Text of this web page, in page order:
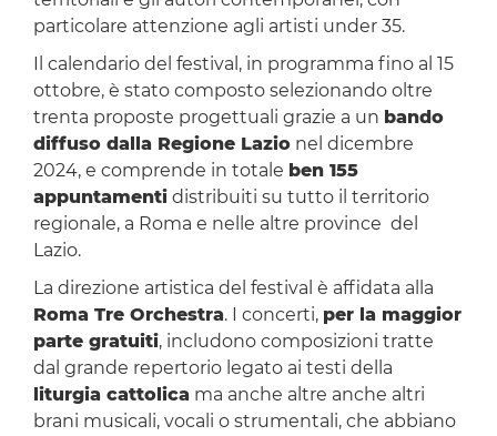
particolare attenzione agli artisti under 35.
Il calendario del festival, in programma fino al 15
ottobre, è stato composto selezionando oltre
trenta proposte progettuali grazie a un bando
diffuso dalla Regione Lazionel dicembre
2024, e comprende in totale ben 155
appuntamentidistribuiti su tutto il territorio
regionale, a Roma e nelle altre province del
Lazio.
La direzione artistica del festival è affidata alla
Roma Tre Orchestra. I concerti, per la maggior
parte gratuiti, includono composizioni tratte
dal grande repertorio legato ai testi della
liturgia cattolica ma anche altre anche altri
brani musicali, vocali o strumentali, che abbiano